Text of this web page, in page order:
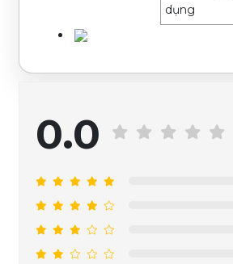
dụng
0.0